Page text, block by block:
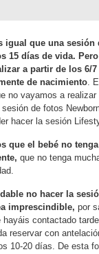
igual que una sesión
15 días de vida.
a partir de los 6/
de nacimiento.
no vayamos a
de fotos
hacer la sesión
que el bebé no
que no tenga
no hacer la
imprescindible, por
hayáis contactado
reservar con
10-20 días. De esta